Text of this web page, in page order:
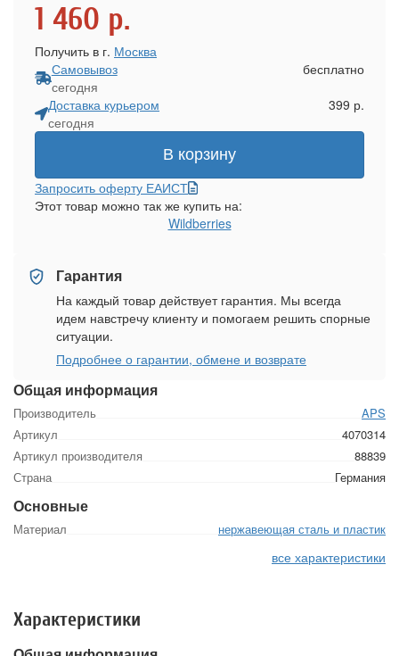
Общая информация
Производитель
APS
Артикул
4070314
Артикул производителя
88839
Страна
Германия
Основные
Материал нержавеющая сталь и пластик
все характеристики
1 460 р.
Получить в г. Москва
Самовывоз
сегодня
бесплатно
Доставка курьером
сегодня
399 р.
В корзину
Запросить оферту ЕАИСТ
Этот товар можно так же купить на:
Wildberries
Гарантия
На каждый товар действует гарантия. Мы всегда
идем навстречу клиенту и помогаем решить спорные
ситуации.
Подробнее о гарантии, обмене и возврате
Характеристики